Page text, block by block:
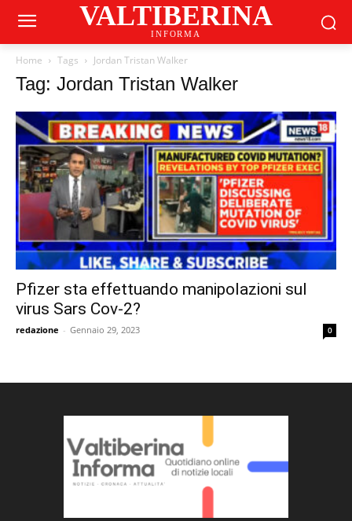
VALTIBERINA
INFORMA
Home Tags Jordan Tristan Walker
Tag: Jordan Tristan Walker
Pfizer sta effettuando manipolazioni sul
virus Sars Cov-2?
redazione - Gennaio 29, 2023 0